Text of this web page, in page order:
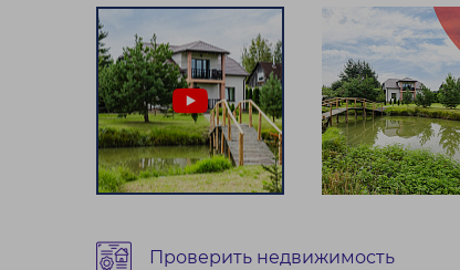
Проверить недвижимость